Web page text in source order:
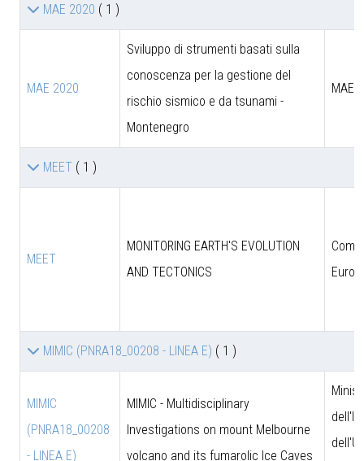
MAE 2020 ( 1 )
MAE 2020
Sviluppo di strumenti basati sulla
conoscenza per la gestione del
rischio sismico e da tsunami -
Montenegro
MAE
MEET ( 1 )
MEET
MONITORING EARTH'S EVOLUTION
AND TECTONICS
MIMIC (PNRA18_00208 - LINEA E) ( 1 )
MIMIC
(PNRA18_00208
- LINEA E)
MIMIC - Multidisciplinary
Investigations on mount Melbourne
volcano and its fumarolic Ice Caves